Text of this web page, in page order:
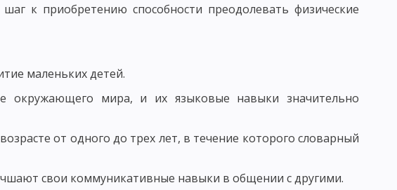
ДЕЯТЕЛЬНОСТИ И ФУНКЦИИ ПЕДАГОГА
МАСТЕРСТВА
УПРАВЛЯТЬ
ПЕДАГОГИЧЕСКОЕ ОБЩЕНИЕ
к приобретению способности преодолевать физические
маленьких детей.
окружающего мира, и их языковые навыки значительно
от одного до трех лет, в течение которого словарный
свои коммуникативные навыки в общении с другими.